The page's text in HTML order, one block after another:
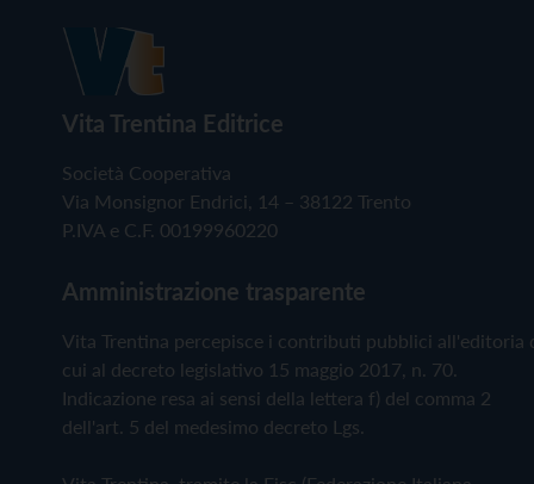
Vita Trentina Editrice
Società Cooperativa
Via Monsignor Endrici, 14 – 38122 Trento
P.IVA e C.F. 00199960220
Amministrazione trasparente
Vita Trentina percepisce i contributi pubblici all'editoria
cui al decreto legislativo 15 maggio 2017, n. 70.
Indicazione resa ai sensi della lettera f) del comma 2
dell'art. 5 del medesimo decreto Lgs.